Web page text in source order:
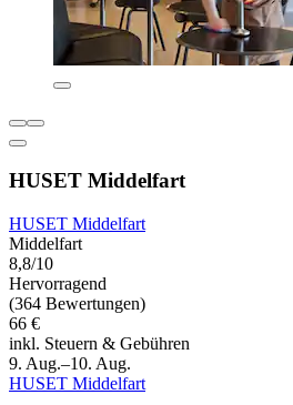
HUSET Middelfart
HUSET Middelfart
Middelfart
8,8/10
Hervorragend
(364 Bewertungen)
66 €
inkl. Steuern & Gebühren
9. Aug.–10. Aug.
HUSET Middelfart